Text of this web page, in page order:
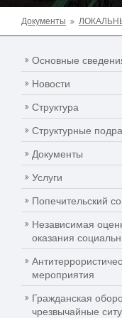
Документы
Основные
Новости
Структура
Структурные
Документы
Услуги
Попечительский
Независимая
оказания
мероприятия
Гражданская
чрезвычайные